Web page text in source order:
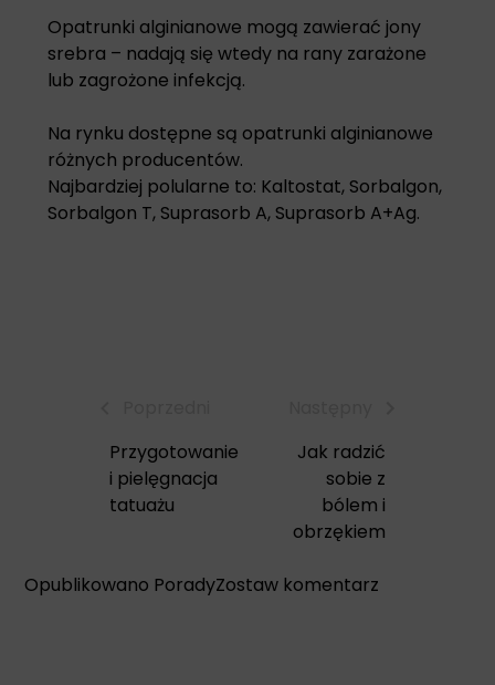
Opatrunki alginianowe mogą zawierać jony
srebra – nadają się wtedy na rany zarażone
lub zagrożone infekcją.
Na rynku dostępne są opatrunki alginianowe
różnych producentów.
Najbardziej polularne to: Kaltostat, Sorbalgon,
Sorbalgon T, Suprasorb A, Suprasorb A+Ag.
Przygotowanie
i pielęgnacja
tatuażu
Jak radzić
sobie z
bólem i
obrzękiem
Opublikowano PoradyZostaw komentarz